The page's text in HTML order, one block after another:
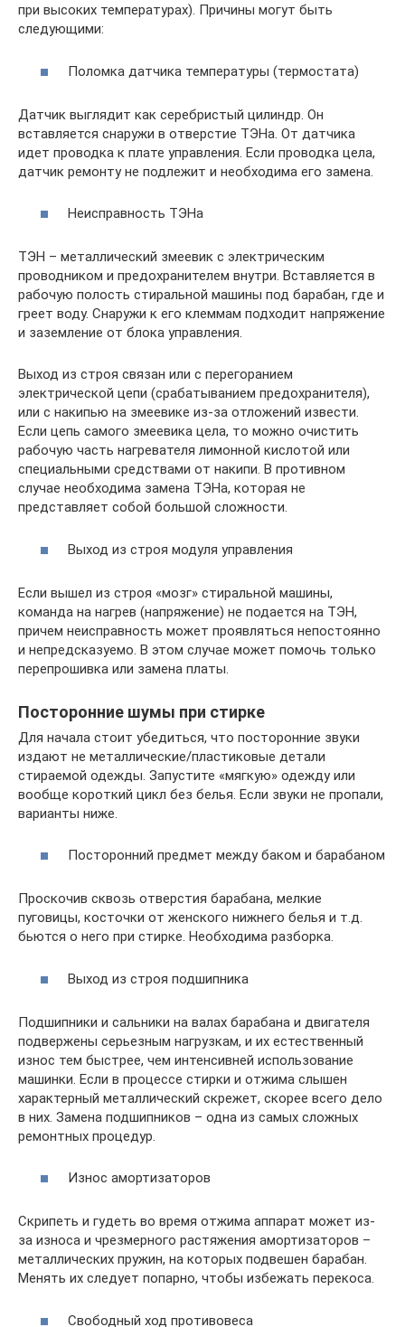
при высоких температурах). Причины могут быть
следующими:
Поломка датчика температуры (термостата)
Датчик выглядит как серебристый цилиндр. Он
вставляется снаружи в отверстие ТЭНа. От датчика
идет проводка к плате управления. Если проводка цела,
датчик ремонту не подлежит и необходима его замена.
Неисправность ТЭНа
ТЭН – металлический змеевик с электрическим
проводником и предохранителем внутри. Вставляется в
рабочую полость стиральной машины под барабан, где и
греет воду. Снаружи к его клеммам подходит напряжение
и заземление от блока управления.
Выход из строя связан или с перегоранием
электрической цепи (срабатыванием предохранителя),
или с накипью на змеевике из-за отложений извести.
Если цепь самого змеевика цела, то можно очистить
рабочую часть нагревателя лимонной кислотой или
специальными средствами от накипи. В противном
случае необходима замена ТЭНа, которая не
представляет собой большой сложности.
Выход из строя модуля управления
Если вышел из строя «мозг» стиральной машины,
команда на нагрев (напряжение) не подается на ТЭН,
причем неисправность может проявляться непостоянно
и непредсказуемо. В этом случае может помочь только
перепрошивка или замена платы.
Посторонние шумы при стирке
Для начала стоит убедиться, что посторонние звуки
издают не металлические/пластиковые детали
стираемой одежды. Запустите «мягкую» одежду или
вообще короткий цикл без белья. Если звуки не пропали,
варианты ниже.
Посторонний предмет между баком и барабаном
Проскочив сквозь отверстия барабана, мелкие
пуговицы, косточки от женского нижнего белья и т.д.
бьются о него при стирке. Необходима разборка.
Выход из строя подшипника
Подшипники и сальники на валах барабана и двигателя
подвержены серьезным нагрузкам, и их естественный
износ тем быстрее, чем интенсивней использование
машинки. Если в процессе стирки и отжима слышен
характерный металлический скрежет, скорее всего дело
в них. Замена подшипников – одна из самых сложных
ремонтных процедур.
Износ амортизаторов
Скрипеть и гудеть во время отжима аппарат может из-
за износа и чрезмерного растяжения амортизаторов –
металлических пружин, на которых подвешен барабан.
Менять их следует попарно, чтобы избежать перекоса.
Свободный ход противовеса